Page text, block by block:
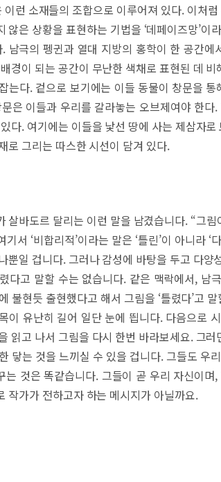
이런 소재들의 조합으로 이루어져 있다. 이처
않은 상황을 표현하는 기법을 ‘데페이즈망’
남극의 펭귄과 열대 지방의 홍학이 한 공간
경이 되는 공간이 무난한 색채로 표현된 데
는다. 겉으로 보기에는 이들 동물이 창문을
은 이들과 우리를 갈라놓는 오브제여야 한
다. 여기에는 이들을 낯선 땅에 사는 제삼자
로 그리는 따스한 시선이 담겨 있다.
살바도르 달리는 이런 말을 남겼습니다. “그
기서 ‘비합리적’이라는 말은 ‘틀린’이 아니라
뿐일 겁니다. 그러나 감성에 바탕을 두고 다양
다고 말할 수는 없습니다. 같은 맥락에서, 남
불현듯 출현했다고 해서 그림을 ‘틀렸다’고
이 유난히 길어 일단 눈에 띕니다. 다음으로
읽고 나서 그림을 다시 한번 바라보세요. 그
닿는 것을 느끼실 수 있을 겁니다. 그들도 우
는 것은 똑같습니다. 그들이 곧 우리 자신이
작가가 전하고자 하는 메시지가 아닐까요.